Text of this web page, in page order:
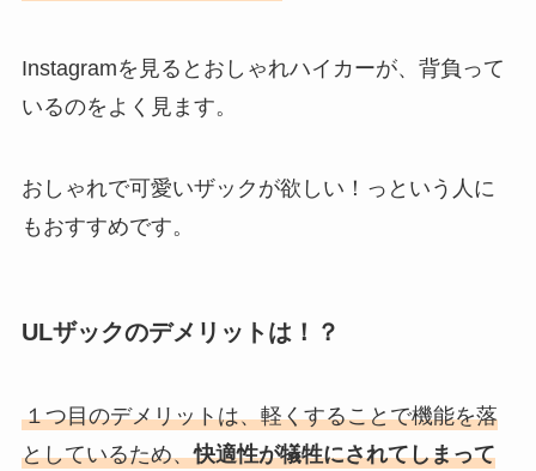
Instagramを見るとおしゃれハイカーが、背負って
いるのをよく見ます。
おしゃれで可愛いザックが欲しい！っという人に
もおすすめです。
ULザックのデメリットは！？
１つ目のデメリットは、軽くすることで機能を落
としているため、快適性が犠牲にされてしまって